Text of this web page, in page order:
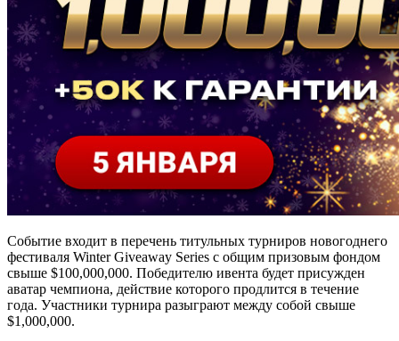
Событие входит в перечень титульных турниров новогоднего
фестиваля Winter Giveaway Series с общим призовым фондом
свыше $100,000,000. Победителю ивента будет присужден
аватар чемпиона, действие которого продлится в течение
года. Участники турнира разыграют между собой свыше
$1,000,000.